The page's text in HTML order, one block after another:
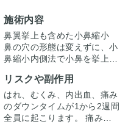
施術内容
鼻翼挙上も含めた小鼻縮小
鼻の穴の形態は変えずに、小
鼻縮小内側法で小鼻を挙上さ
います。
リスクや副作用
はれ、むくみ、内出血、痛み
のダウンタイムが1から2週間
全員に起こります。 痛みは3